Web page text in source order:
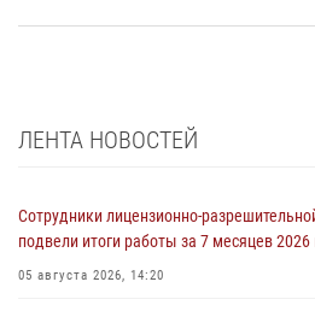
ЛЕНТА НОВОСТЕЙ
Сотрудники лицензионно-
подвели итоги работы за 7 месяцев 2026
05 августа 2026, 14:20